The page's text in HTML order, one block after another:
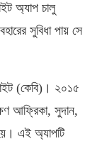
অ্যাপ চালু
সুবিধা পায় সে
(কেবি)। ২০১৫
আফ্রিকা, সুদান,
এই অ্যাপটি